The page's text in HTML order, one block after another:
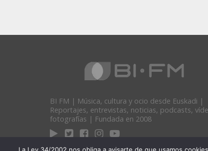
BI FM | Música, cultura y ocio desde Euskadi |
Reportajes, entrevistas, noticias, podcasts,
fotografías | Fundada en 2008